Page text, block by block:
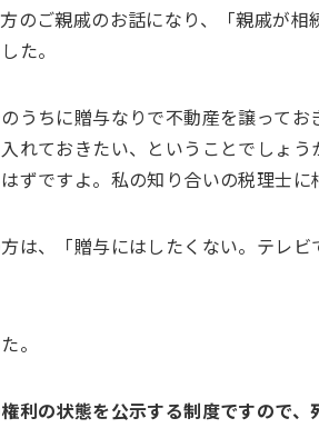
のご親戚のお話になり、「親戚が
た。
うちに贈与なりで不動産を譲って
れておきたい、ということでしょ
ずですよ。私の知り合いの税理士
は、「贈与にはしたくない。テレ
。
利の状態を公示する制度ですので、